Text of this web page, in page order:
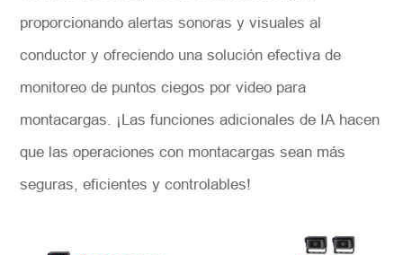
proporcionando alertas sonoras y visuales al
conductor y ofreciendo una solución efectiva de
monitoreo de puntos ciegos por video para
montacargas. ¡Las funciones adicionales de IA hacen
que las operaciones con montacargas sean más
seguras, eficientes y controlables!